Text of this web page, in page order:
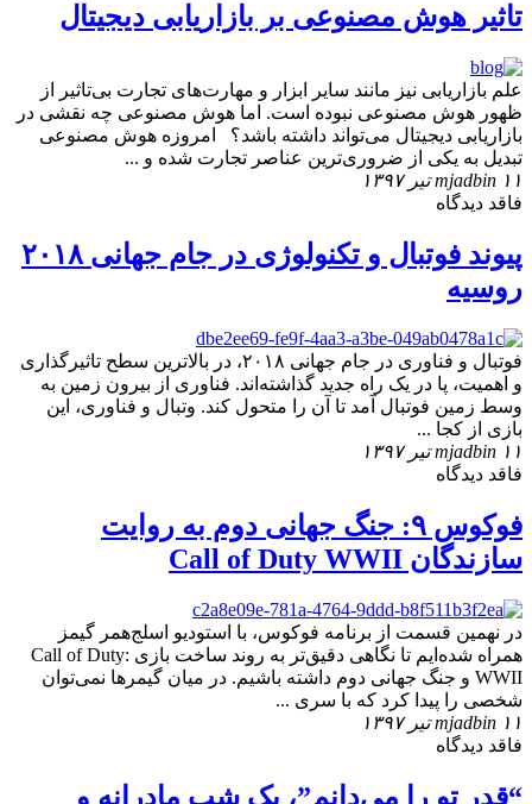
تاثیر هوش مصنوعی بر بازاریابی دیجیتال
علم بازاریابی نیز مانند سایر ابزار و مهارت‌های تجارت بی‌تاثیر از
ظهور هوش مصنوعی نبوده است. اما هوش مصنوعی چه نقشی در
بازاریابی دیجیتال می‌تواند داشته باشد؟ امروزه هوش مصنوعی
تبدیل به یکی از ضروری‌ترین عناصر تجارت شده و ...
mjadbin ۱۱ تیر ۱۳۹۷
فاقد دیدگاه
پیوند فوتبال و تکنولوژی در جام جهانی ۲۰۱۸
روسیه
فوتبال و فناوری در جام جهانی ۲۰۱۸، در بالاترین سطح تاثیرگذاری
و اهمیت، پا در یک راه جدید گذاشته‌اند. فناوری از بیرون زمین به
وسط زمین فوتبال آمد تا آن را متحول کند. وتبال و فناوری، این
بازی از کجا ...
mjadbin ۱۱ تیر ۱۳۹۷
فاقد دیدگاه
فوکوس ۹: جنگ جهانی دوم به روایت
سازندگان Call of Duty WWII
در نهمین قسمت از برنامه فوکوس، با استودیو اسلج‌همر گیمز
همراه شده‌ایم تا نگاهی دقیق‌تر به روند ساخت بازی Call of Duty:
WWII و جنگ جهانی دوم داشته باشیم. در میان گیمرها نمی‌توان
شخصی را پیدا کرد که با سری ...
mjadbin ۱۱ تیر ۱۳۹۷
فاقد دیدگاه
“قدر تو را می‌دانم”، یک شب مادرانه و